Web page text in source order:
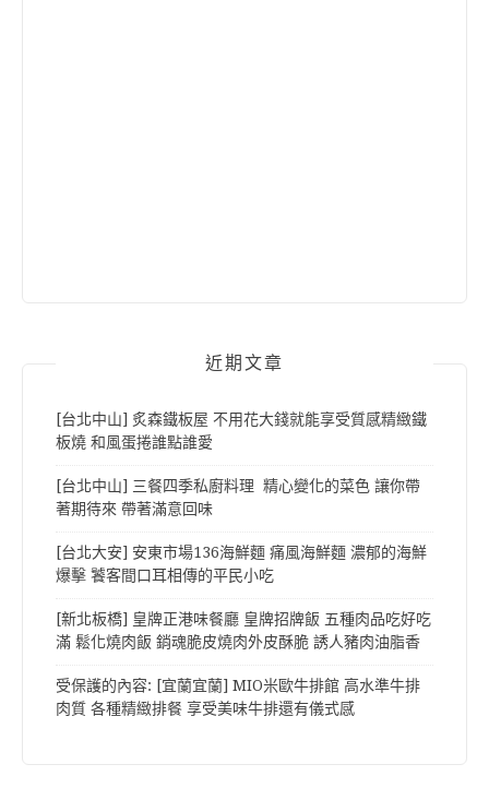
近期文章
[台北中山] 炙森鐵板屋 不用花大錢就能享受質感精緻鐵
板燒 和風蛋捲誰點誰愛
[台北中山] 三餐四季私廚料理 精心變化的菜色 讓你帶
著期待來 帶著滿意回味
[台北大安] 安東市場136海鮮麵 痛風海鮮麵 濃郁的海鮮
爆擊 饕客間口耳相傳的平民小吃
[新北板橋] 皇牌正港味餐廳 皇牌招牌飯 五種肉品吃好吃
滿 鬆化燒肉飯 銷魂脆皮燒肉外皮酥脆 誘人豬肉油脂香
受保護的內容: [宜蘭宜蘭] MIO米歐牛排館 高水準牛排
肉質 各種精緻排餐 享受美味牛排還有儀式感